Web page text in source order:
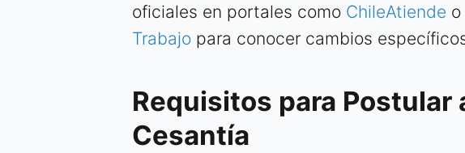
oficiales en portales como ChileAtiende o
Trabajo para conocer cambios
Requisitos para Postular
Cesantía